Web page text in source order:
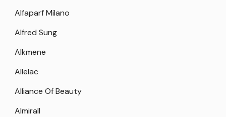
Alfaparf Milano
Alfred Sung
Alkmene
Allelac
Alliance Of Beauty
Almirall